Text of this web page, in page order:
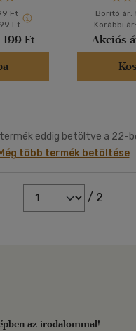
Ft
Ft
199 Ft
Borító ár:
Korábbi ár:
Akciós
eddig betöltve a 22-
Még több termék betöltése
/ 2
az irodalommal!